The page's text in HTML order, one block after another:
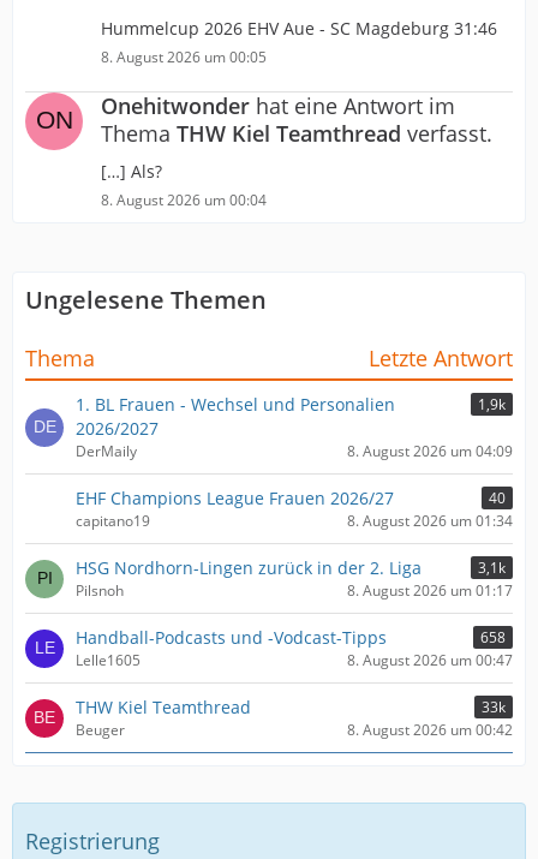
Hummelcup 2026 EHV Aue - SC Magdeburg 31:46
8. August 2026 um 00:05
Onehitwonder hat eine Antwort im
Thema THW Kiel Teamthread verfasst.
[…] Als?
8. August 2026 um 00:04
Ungelesene Themen
Thema Letzte Antwort
1. BL Frauen - Wechsel und Personalien
2026/2027
1,9k
DerMaily 8. August 2026 um 04:09
EHF Champions League Frauen 2026/27
40
capitano19
8. August 2026 um 01:34
HSG Nordhorn-Lingen zurück in der 2. Liga
3,1k
Pilsnoh
8. August 2026 um 01:17
Handball-Podcasts und -Vodcast-Tipps
658
Lelle1605
8. August 2026 um 00:47
THW Kiel Teamthread
33k
Beuger
8. August 2026 um 00:42
Registrierung